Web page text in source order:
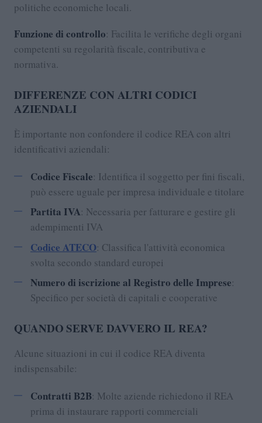
politiche economiche locali.
Funzione di controllo: Facilita le verifiche degli organi
competenti su regolarità fiscale, contributiva e
normativa.
DIFFERENZE CON ALTRI CODICI
AZIENDALI
È importante non confondere il codice REA con altri
identificativi aziendali:
Codice Fiscale: Identifica il soggetto per fini fiscali,
può essere uguale per impresa individuale e titolare
Partita IVA: Necessaria per fatturare e gestire gli
adempimenti IVA
Codice ATECO: Classifica l'attività economica
svolta secondo standard europei
Numero di iscrizione al Registro delle Imprese:
Specifico per società di capitali e cooperative
QUANDO SERVE DAVVERO IL REA?
Alcune situazioni in cui il codice REA diventa
indispensabile:
Contratti B2B: Molte aziende richiedono il REA
prima di instaurare rapporti commerciali